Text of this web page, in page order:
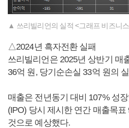
▲ 쓰리빌리언의 실적 <그래프 비즈니
△2024년 흑자전환 실패
쓰리빌리언은 2025년 상반기 매
36억 원, 당기순손실 33억 원의
매출은 전년동기 대비 107% 성
(IPO) 당시 제시한 연간 매출목
것으로 예상했다.